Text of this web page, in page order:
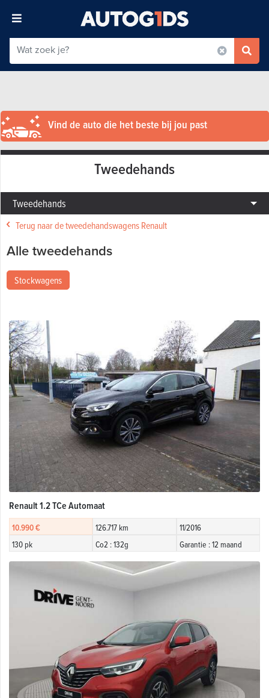
Vind de auto die het beste bij jou past
Tweedehands
Tweedehands
Terug naar de tweedehandswagens Renault
Alle tweedehands
Stockwagens
Renault 1.2 TCe Automaat
10.990 € 126.717 km
11/2016
130 pk
Co2 : 132g Garantie : 12 maand